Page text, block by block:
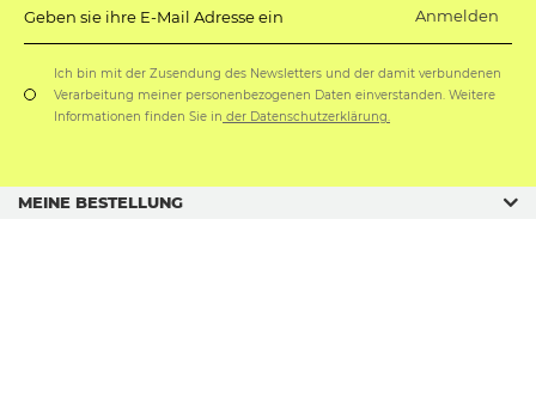
Geben sie ihre E-Mail Adresse ein Anmelden
Ich bin mit der Zusendung des Newsletters und der damit verbundenen
Verarbeitung meiner personenbezogenen Daten einverstanden. Weitere
Informationen finden Sie in der Datenschutzerklärung.
MEINE BESTELLUNG